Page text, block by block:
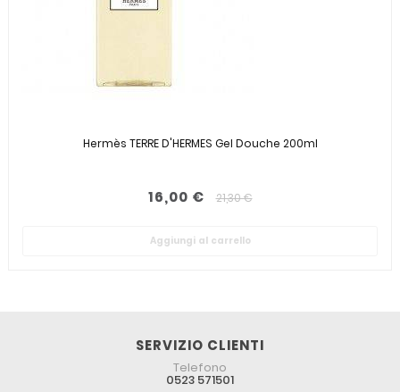
Hermès TERRE D'HERMES Gel Douche 200ml
16,00 € 21,30 €
Aggiungi al carrello
SERVIZIO CLIENTI
Telefono
0523 571501